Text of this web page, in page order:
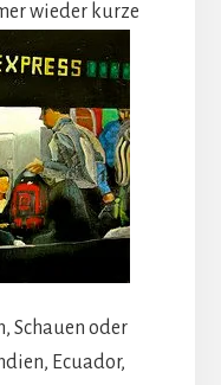
wieder kurze
Schauen oder
Ecuador,